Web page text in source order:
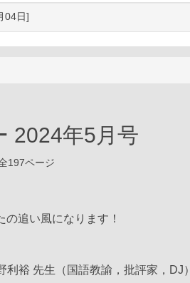
04日]
2024年5月号
197ページ
追い風になります！
裕 先生（国語教諭，批評家，DJ）